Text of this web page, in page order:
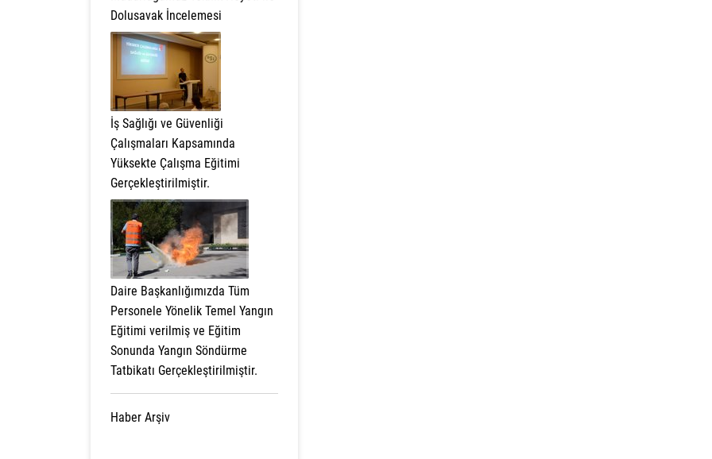
Dolusavak İncelemesi
İş Sağlığı ve Güvenliği
Çalışmaları Kapsamında
Yüksekte Çalışma Eğitimi
Gerçekleştirilmiştir.
Daire Başkanlığımızda Tüm
Personele Yönelik Temel Yangın
Eğitimi verilmiş ve Eğitim
Sonunda Yangın Söndürme
Tatbikatı Gerçekleştirilmiştir.
Haber Arşiv